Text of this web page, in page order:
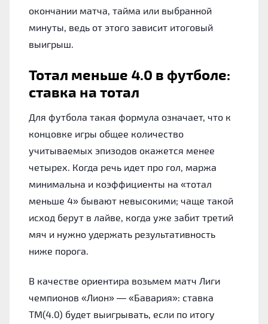
окончании матча, тайма или выбранной
минуты, ведь от этого зависит итоговый
выигрыш.
Тотал меньше 4.0 в футболе:
ставка на тотал
Для футбола такая формула означает, что к
концовке игры общее количество
учитываемых эпизодов окажется менее
четырех. Когда речь идет про гол, маржа
минимальна и коэффициенты на «тотал
меньше 4» бывают невысокими; чаще такой
исход берут в лайве, когда уже забит третий
мяч и нужно удержать результативность
ниже порога.
В качестве ориентира возьмем матч Лиги
чемпионов «Лион» — «Бавария»: ставка
ТМ(4.0) будет выигрывать, если по итогу